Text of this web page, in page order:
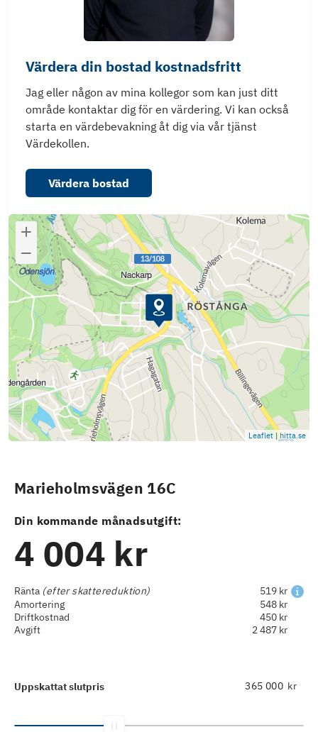
Värdera din bostad kostnadsfritt
Jag eller någon av mina kollegor som kan just ditt
område kontaktar dig för en värdering. Vi kan också
starta en värdebevakning åt dig via vår tjänst
Värdekollen.
Värdera bostad
Leaflet | hitta.se
Marieholmsvägen 16C
Din kommande månadsutgift:
4 004 kr
Ränta (efter skattereduktion)
519 kr
Amortering
548 kr
Driftkostnad
450 kr
Avgift
2 487 kr
Uppskattat slutpris kr